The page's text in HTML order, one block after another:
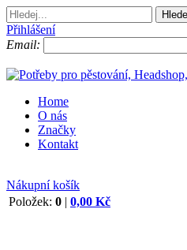
Přihlášení
Email:
Home
O nás
Značky
Kontakt
Nákupní košík
Položek: 0 | 0,00 Kč